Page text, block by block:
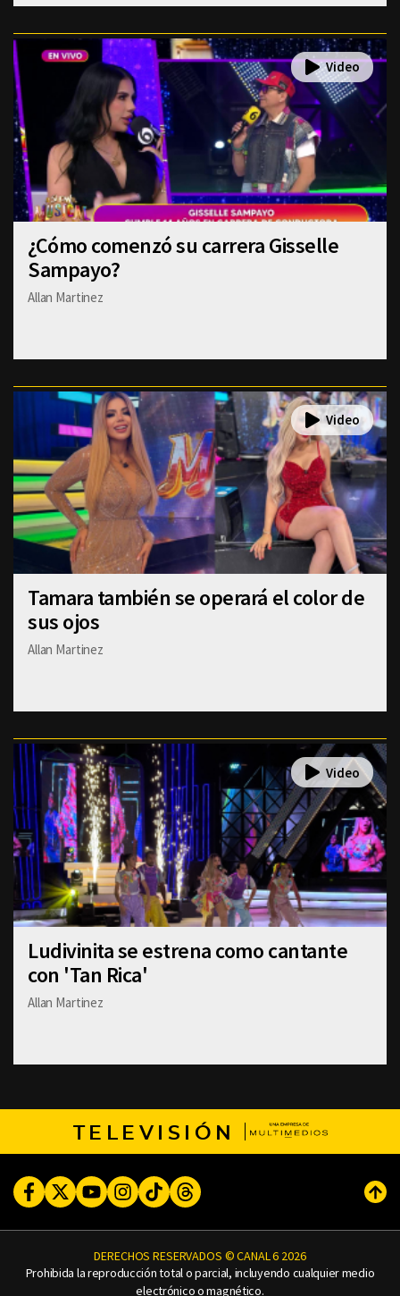
¿Cómo comenzó su carrera Gisselle
Sampayo?
Allan Martinez
Tamara también se operará el color de
sus ojos
Allan Martinez
Ludivinita se estrena como cantante
con 'Tan Rica'
Allan Martinez
TELEVISIÓN
FacebookTwitterYoutubeInstagram
TikTokThreads
DERECHOS RESERVADOS © CANAL 6 2026
Prohibida la reproducción total o parcial, incluyendo cualquier medio
electrónico o magnético.